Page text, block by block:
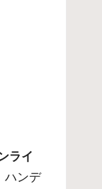
ライ
ハンデ